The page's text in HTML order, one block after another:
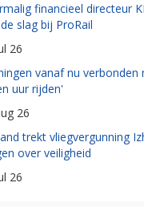
financieel directeur
slag bij ProRail
26
vanaf nu verbonden
uur rijden'
26
trekt vliegvergunning
over veiligheid
26